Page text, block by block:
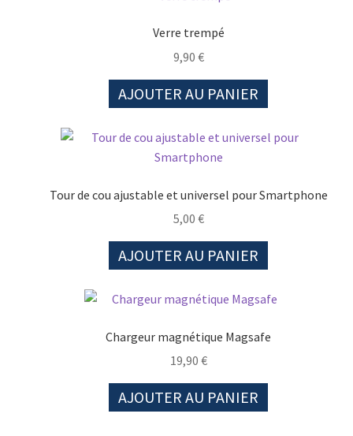
Verre trempé
9,90 €
AJOUTER AU PANIER
Tour de cou ajustable et universel pour Smartphone
5,00 €
AJOUTER AU PANIER
Chargeur magnétique Magsafe
19,90 €
AJOUTER AU PANIER